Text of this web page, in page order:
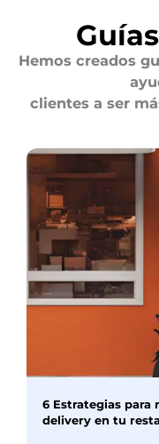
Hemos creados
clientes a ser
6 Estrategias para
delivery en tu